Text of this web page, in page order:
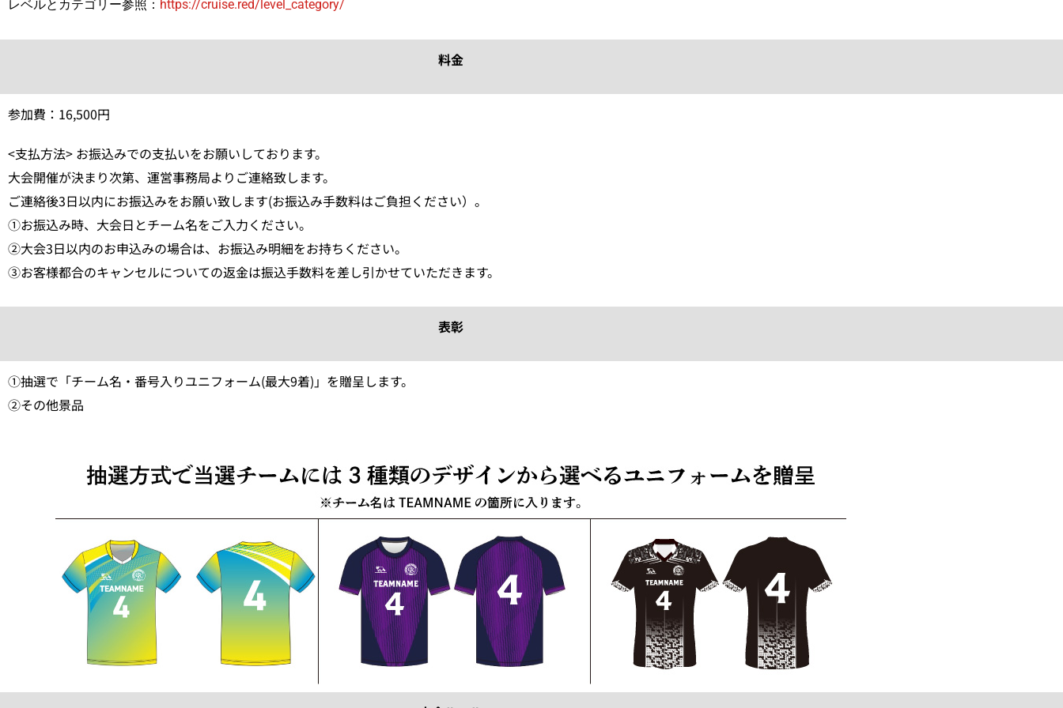
レベルとカテゴリー参照： https://cruise.red/level_category/
料金
参加費：16,500円
<支払方法> お振込みでの支払いをお願いしております。
大会開催が決まり次第、運営事務局よりご連絡致します。
ご連絡後3日以内にお振込みをお願い致します(お振込み手数料はご負担ください）。
①お振込み時、大会日とチーム名をご入力ください。
②大会3日以内のお申込みの場合は、お振込み明細をお持ちください。
③お客様都合のキャンセルについての返金は振込手数料を差し引かせていただきます。
表彰
①抽選で「チーム名・番号入りユニフォーム(最大9着)」を贈呈します。
②その他景品